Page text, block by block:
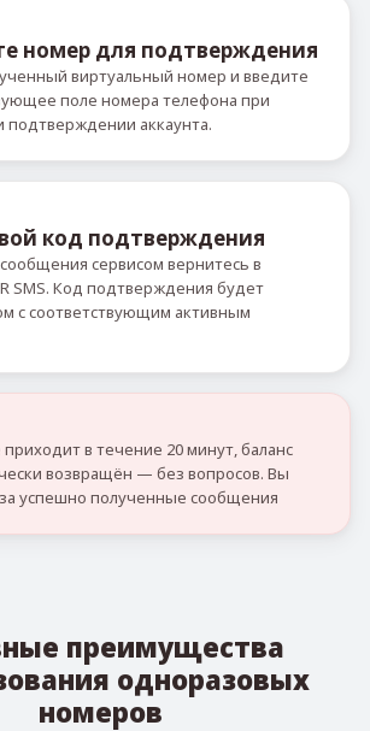
номер для подтверждения
виртуальный номер и введите
поле номера телефона при
подтверждении аккаунта.
код подтверждения
сервисом вернитесь в
SMS. Код подтверждения будет
с соответствующим активным
приходит в течение 20 минут, баланс
возвращён — без вопросов. Вы
успешно полученные сообщения
преимущества
одноразовых
номеров